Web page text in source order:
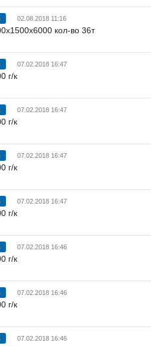
02.08.2018 11:16
кол-во 36т
07.02.2018 16:47
г/к
07.02.2018 16:47
г/к
07.02.2018 16:47
г/к
07.02.2018 16:47
г/к
07.02.2018 16:46
г/к
07.02.2018 16:46
г/к
07.02.2018 16:46